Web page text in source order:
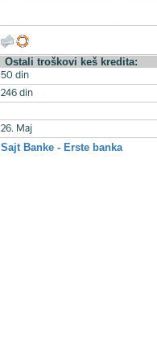
Ostali troškovi keš kredita:
50 din
246 din
26. Maj
Sajt Banke - Erste banka